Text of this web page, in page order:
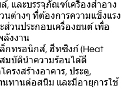
, และบรรจุภัณฑ์เครื่องสำอาง
ต่างๆ ที่ต้องการความแข็งแรง
ส่วนประกอบเครื่องยนต์ เพื่อ
ลังงาน
กทรอนิกส์, ฮีทซิงก์ (Heat
มบัตินำความร้อนได้ดี
รงสร้างอาคาร, ประตู,
นทานต่อสนิม และมีอายุการใช้